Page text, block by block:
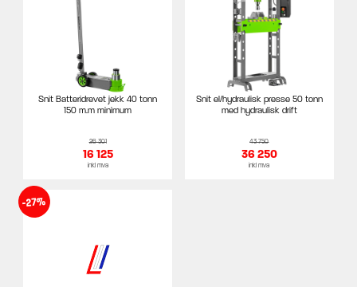
Snit Batteridrevet jekk 40 tonn
150 m.m minimum
26 301
16 125
inkl mva
Snit el/hydraulisk presse 50 tonn
med hydraulisk drift
43 750
36 250
inkl mva
-27%